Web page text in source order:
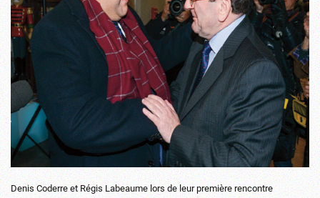
Denis Coderre et Régis Labeaume lors de leur première rencontre